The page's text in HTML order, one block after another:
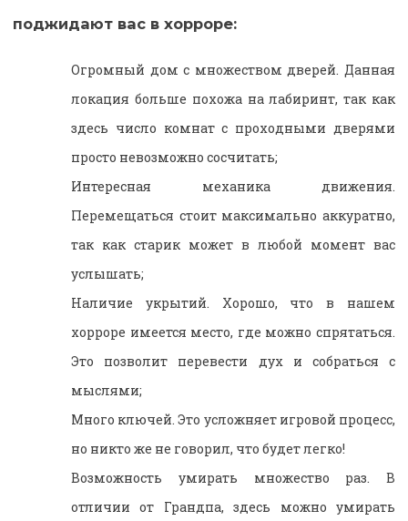
поджидают вас в хорроре:
Огромный дом с множеством дверей. Данная
локация больше похожа на лабиринт, так как
здесь число комнат с проходными дверями
просто невозможно сосчитать;
Интересная механика движения.
Перемещаться стоит максимально аккуратно,
так как старик может в любой момент вас
услышать;
Наличие укрытий. Хорошо, что в нашем
хорроре имеется место, где можно спрятаться.
Это позволит перевести дух и собраться с
мыслями;
Много ключей. Это усложняет игровой процесс,
но никто же не говорил, что будет легко!
Возможность умирать множество раз. В
отличии от Грандпа, здесь можно умирать